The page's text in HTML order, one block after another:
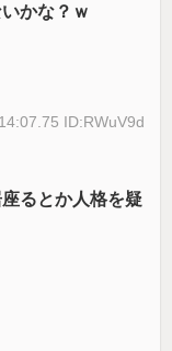
かな？ｗ
ID:RWuV9d
るとか人格を疑